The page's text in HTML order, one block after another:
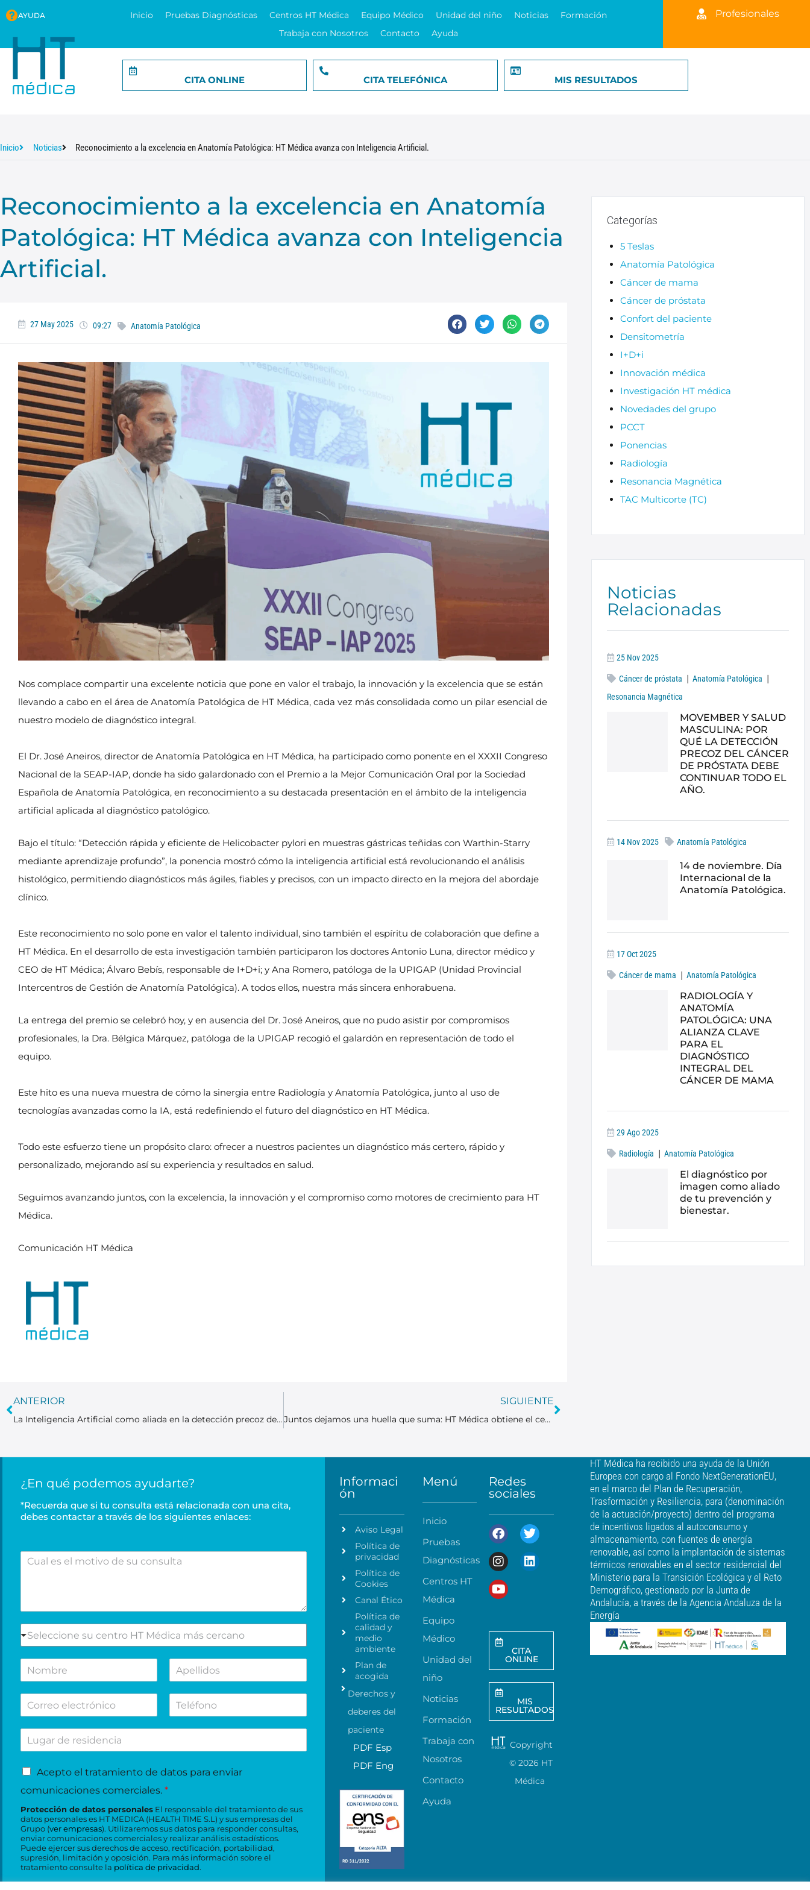
AYUDA Inicio Pruebas Diagnósticas Centros HT Médica Equipo Médico Unidad del niño Noticias
Formación
Trabaja con Nosotros
Contacto Ayuda
Profesionales
CITA ONLINE CITA TELEFÓNICA MIS RESULTADOS
Inicio Noticias Reconocimiento a la excelencia en Anatomía Patológica: HT Médica avanza con Inteligencia Artificial.
Reconocimiento a la excelencia en Anatomía
Patológica: HT Médica avanza con Inteligencia
Artificial.
27 May 2025 09:27 Anatomía Patológica
Nos complace compartir una excelente noticia que pone en valor el trabajo, la innovación y la excelencia que se están
llevando a cabo en el área de Anatomía Patológica de HT Médica, cada vez más consolidada como un pilar esencial de
nuestro modelo de diagnóstico integral.
El Dr. José Aneiros, director de Anatomía Patológica en HT Médica, ha participado como ponente en el XXXII Congreso
Nacional de la SEAP-IAP, donde ha sido galardonado con el Premio a la Mejor Comunicación Oral por la Sociedad
Española de Anatomía Patológica, en reconocimiento a su destacada presentación en el ámbito de la inteligencia
artificial aplicada al diagnóstico patológico.
Bajo el título: “Detección rápida y eficiente de Helicobacter pylori en muestras gástricas teñidas con Warthin-Starry
mediante aprendizaje profundo”, la ponencia mostró cómo la inteligencia artificial está revolucionando el análisis
histológico, permitiendo diagnósticos más ágiles, fiables y precisos, con un impacto directo en la mejora del abordaje
clínico.
Este reconocimiento no solo pone en valor el talento individual, sino también el espíritu de colaboración que define a
HT Médica. En el desarrollo de esta investigación también participaron los doctores Antonio Luna, director médico y
CEO de HT Médica; Álvaro Bebís, responsable de I+D+i; y Ana Romero, patóloga de la UPIGAP (Unidad Provincial
Intercentros de Gestión de Anatomía Patológica). A todos ellos, nuestra más sincera enhorabuena.
La entrega del premio se celebró hoy, y en ausencia del Dr. José Aneiros, que no pudo asistir por compromisos
profesionales, la Dra. Bélgica Márquez, patóloga de la UPIGAP recogió el galardón en representación de todo el
equipo.
Este hito es una nueva muestra de cómo la sinergia entre Radiología y Anatomía Patológica, junto al uso de
tecnologías avanzadas como la IA, está redefiniendo el futuro del diagnóstico en HT Médica.
Todo este esfuerzo tiene un propósito claro: ofrecer a nuestros pacientes un diagnóstico más certero, rápido y
personalizado, mejorando así su experiencia y resultados en salud.
Seguimos avanzando juntos, con la excelencia, la innovación y el compromiso como motores de crecimiento para HT
Médica.
Comunicación HT Médica
ANTERIOR
La Inteligencia Artificial como aliada en la detección precoz de lesiones oncológicas.
SIGUIENTE
Juntos dejamos una huella que suma: HT Médica obtiene el certificado de Huella de Carbono 2023.
Categorías
5 Teslas
Anatomía Patológica
Cáncer de mama
Cáncer de próstata
Confort del paciente
Densitometría
I+D+i
Innovación médica
Investigación HT médica
Novedades del grupo
PCCT
Ponencias
Radiología
Resonancia Magnética
TAC Multicorte (TC)
Noticias
Relacionadas
25 Nov 2025
Cáncer de próstata | Anatomía Patológica |
Resonancia Magnética
MOVEMBER Y SALUD
MASCULINA: POR
QUÉ LA DETECCIÓN
PRECOZ DEL CÁNCER
DE PRÓSTATA DEBE
CONTINUAR TODO EL
AÑO.
14 Nov 2025 Anatomía Patológica
14 de noviembre. Día
Internacional de la
Anatomía Patológica.
17 Oct 2025
Cáncer de mama | Anatomía Patológica
RADIOLOGÍA Y
ANATOMÍA
PATOLÓGICA: UNA
ALIANZA CLAVE
PARA EL
DIAGNÓSTICO
INTEGRAL DEL
CÁNCER DE MAMA
29 Ago 2025
Radiología | Anatomía Patológica
El diagnóstico por
imagen como aliado
de tu prevención y
bienestar.
¿En qué podemos ayudarte?
*Recuerda que si tu consulta está relacionada con una cita,
debes contactar a través de los siguientes enlaces:
o
s
c
o
s
u
l
t
a
*
o
s
c
e
t
r
o
H
T
M
é
Seleccione su centro HT Médica más cercano
o
*
e
e
c
t
r
ó
n
i
c
n
a
d
e
r
e
s
i
d
e
A
e
p
t
o
e
l
t
Acepto el tratamiento de datos para enviar
comunicaciones comerciales. *
Protección de datos personales El responsable del tratamiento de sus
datos personales es HT MEDICA (HEALTH TIME S.L) y sus empresas del
Grupo (ver empresas). Utilizaremos sus datos para responder consultas,
enviar comunicaciones comerciales y realizar análisis estadísticos.
Puede ejercer sus derechos de acceso, rectificación, portabilidad,
supresión, limitación y oposición. Para más información sobre el
tratamiento consulte la política de privacidad.
Informaci
ón
Aviso Legal
Política de
privacidad
Política de
Cookies
Canal Ético
Política de
calidad y
medio
ambiente
Plan de
acogida
Derechos y
deberes del
paciente
PDF Esp
PDF Eng
Menú
Inicio
Pruebas
Diagnósticas
Centros HT
Médica
Equipo
Médico
Unidad del
niño
Noticias
Formación
Trabaja con
Nosotros
Contacto
Ayuda
Redes
sociales
CITA
ONLINE
MIS
RESULTADOS
Copyright
©2026 HT
Médica
HT Médica ha recibido una ayuda de la Unión
Europea con cargo al Fondo NextGenerationEU,
en el marco del Plan de Recuperación,
Trasformación y Resiliencia, para (denominación
de la actuación/proyecto) dentro del programa
de incentivos ligados al autoconsumo y
almacenamiento, con fuentes de energía
renovable, así como la implantación de sistemas
térmicos renovables en el sector residencial del
Ministerio para la Transición Ecológica y el Reto
Demográfico, gestionado por la Junta de
Andalucía, a través de la Agencia Andaluza de la
Energía